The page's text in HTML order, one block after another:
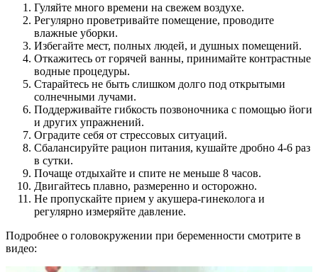
Гуляйте много времени на свежем воздухе.
Регулярно проветривайте помещение, проводите
влажные уборки.
Избегайте мест, полных людей, и душных помещений.
Откажитесь от горячей ванны, принимайте контрастные
водные процедуры.
Старайтесь не быть слишком долго под открытыми
солнечными лучами.
Поддерживайте гибкость позвоночника с помощью йоги
и других упражнений.
Оградите себя от стрессовых ситуаций.
Сбалансируйте рацион питания, кушайте дробно 4-6 раз
в сутки.
Почаще отдыхайте и спите не меньше 8 часов.
Двигайтесь плавно, размеренно и осторожно.
Не пропускайте прием у акушера-гинеколога и
регулярно измеряйте давление.
Подробнее о головокружении при беременности смотрите в
видео: